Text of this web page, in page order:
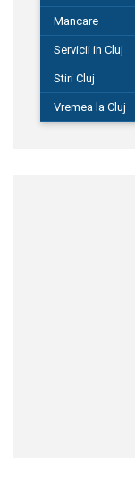
Mancare
Servicii in Cluj
Stiri Cluj
Vremea la Cluj